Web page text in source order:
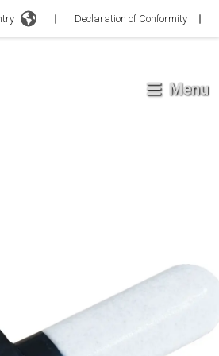
Declaration of Conformity
Menu